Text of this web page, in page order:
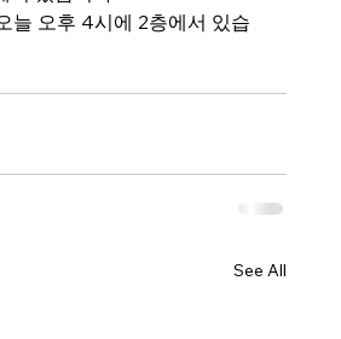
늘 오후 4시에 2층에서 있습
See All